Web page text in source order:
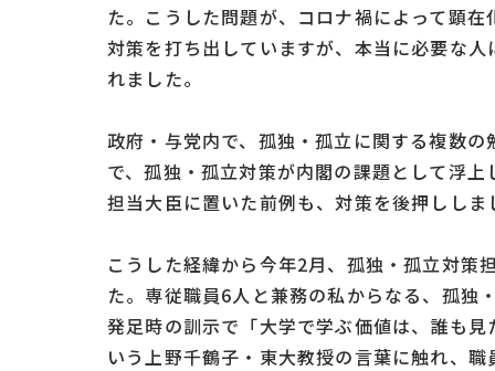
た。こうした問題が、コロナ禍によって顕
対策を打ち出していますが、本当に必要な
れました。
政府・与党内で、孤独・孤立に関する複数
で、孤独・孤立対策が内閣の課題として浮
担当大臣に置いた前例も、対策を後押ししま
こうした経緯から今年2月、孤独・孤立対策
た。専従職員6人と兼務の私からなる、孤独
発足時の訓示で「大学で学ぶ価値は、誰も
いう上野千鶴子・東大教授の言葉に触れ、